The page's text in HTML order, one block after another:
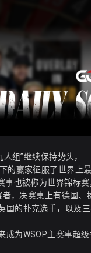
组”继续保持势头，
的赢家征服了世界上
事也被称为世界锦标赛
，决赛桌上有德国、
国的扑克选手，以及三
成为WSOP主赛事超